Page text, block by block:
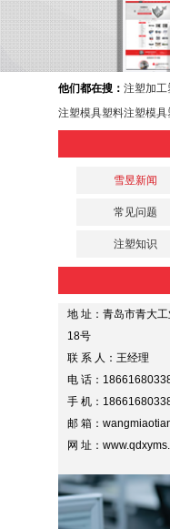
他们都在搜： 注塑加工
注塑模具塑料注塑模具
雪昱新闻
常见问题
注塑知识
地 址：青岛市青大
18号
联 系 人：王经理
电 话：
手 机：
邮 箱：
网 址：